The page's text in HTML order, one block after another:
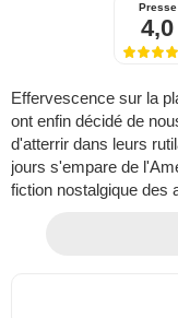
Presse
4,0
Effervescence sur la
ont enfin décidé de
d'atterrir dans leurs
jours s'empare de
fiction nostalgique des